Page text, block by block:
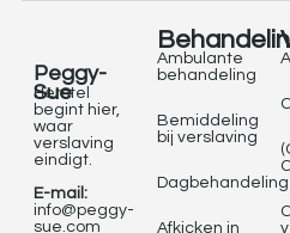
Peggy-
Sue
Herstel
begint hier,
waar
verslaving
eindigt.
E-mail:
info@peggy-
sue.com
Ambulante
behandeling
Bemiddeling
bij verslaving
Dagbehandeling
Afkicken in